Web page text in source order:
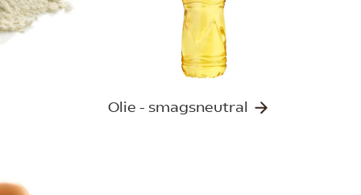
Olie - smagsneutral